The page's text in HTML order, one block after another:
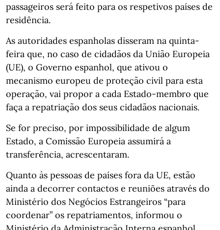
passageiros será feito para os respetivos países de
residência.
As autoridades espanholas disseram na quinta-
feira que, no caso de cidadãos da União Europeia
(UE), o Governo espanhol, que ativou o
mecanismo europeu de proteção civil para esta
operação, vai propor a cada Estado-membro que
faça a repatriação dos seus cidadãos nacionais.
Se for preciso, por impossibilidade de algum
Estado, a Comissão Europeia assumirá a
transferência, acrescentaram.
Quanto às pessoas de países fora da UE, estão
ainda a decorrer contactos e reuniões através do
Ministério dos Negócios Estrangeiros “para
coordenar” os repatriamentos, informou o